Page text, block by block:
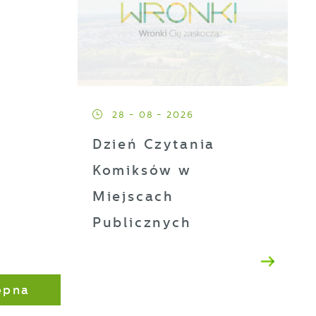
28 - 08 - 2026
Dzień Czytania
Komiksów w
Miejscach
Publicznych